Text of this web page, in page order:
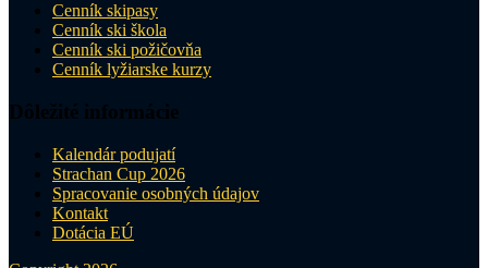
Cenník skipasy
Cenník ski škola
Cenník ski požičovňa
Cenník lyžiarske kurzy
Dôležité informácie
Kalendár podujatí
Strachan Cup 2026
Spracovanie osobných údajov
Kontakt
Dotácia EÚ